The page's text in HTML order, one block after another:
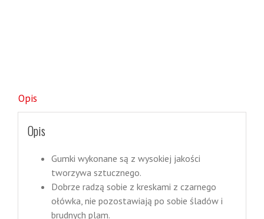
Opis
Opis
Gumki wykonane są z wysokiej jakości
tworzywa sztucznego.
Dobrze radzą sobie z kreskami z czarnego
ołówka, nie pozostawiają po sobie śladów i
brudnych plam.